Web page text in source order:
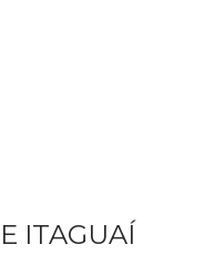
ITAGUAÍ